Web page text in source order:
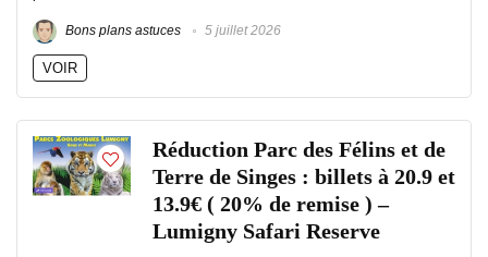
Bons plans astuces 5 juillet 2026
VOIR
Réduction Parc des Félins et de
Terre de Singes : billets à 20.9 et
13.9€ ( 20% de remise ) –
Lumigny Safari Reserve